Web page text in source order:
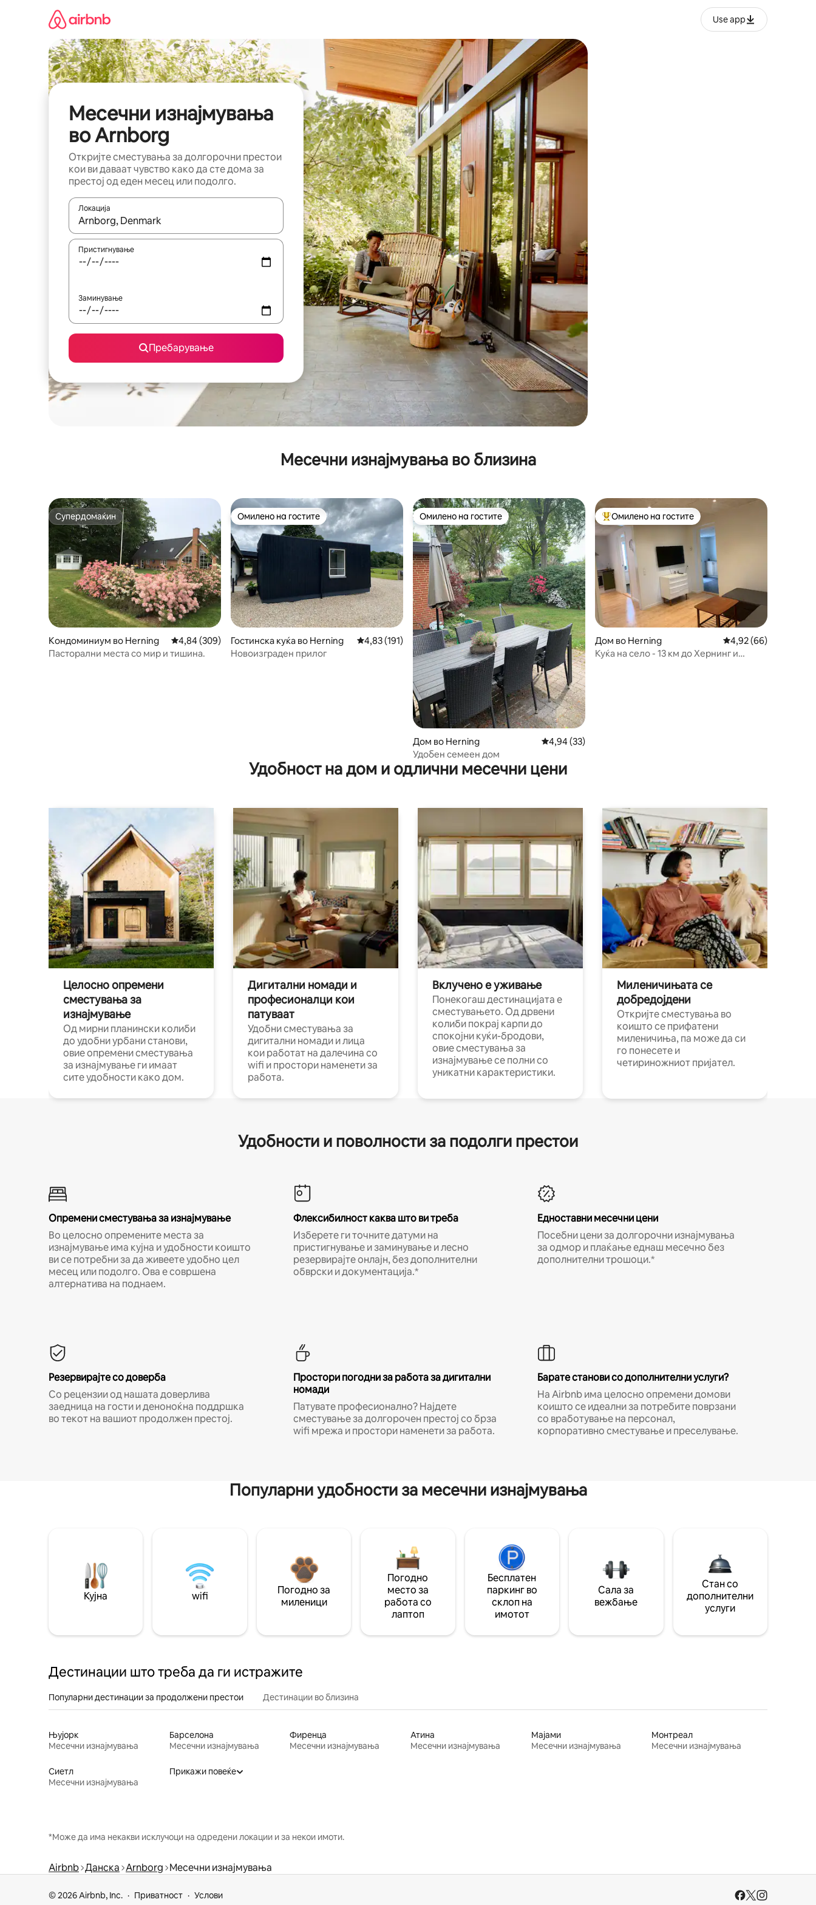
Use app
Месечни изнајмувања
во Arnborg
Откријте сместувања за долгорочни престои
кои ви даваат чувство како да сте дома за
престој од еден месец или подолго.
Локација
Кога резултатите се достапни, движете се со копчињата со стрелки нагоре и надолу или истражувајте со допирање или со лизгање.
Пристигнување
Заминување
Пребарување
Месечни изнајмувања во близина
Супердомаќин
Супердомаќин
Кондоминиум во Herning Просечна оцена: 4,84 од 5, 309 рецензии
4,84 (309)
Пасторални места со мир и тишина.
Омилено на гостите
Омилено на гостите
Гостинска куќа во Herning Просечна оцена: 4,83 од 5, 191 рецензии
4,83 (191)
Новоизграден прилог
Омилено на гостите
Омилено на гостите
Дом во Herning Просечна оцена: 4,94 од 5, 33 рецензии
4,94 (33)
Удобен семеен дом
Меѓу најуспешните „Омилени на гостите“
Омилено на гостите
Дом во Herning Просечна оцена:
4,92 (66)
Куќа на село - 13 км до Хернинг и
Удобност на дом и одлични месечни цени
Целосно опремени
сместувања за
изнајмување
Од мирни планински колиби
до удобни урбани станови,
овие опремени сместувања
за изнајмување ги имаат
сите удобности како дом.
Дигитални номади и
професионалци кои
патуваат
Удобни сместувања за
дигитални номади и лица
кои работат на далечина со
wifi и простори наменети за
работа.
Вклучено е уживање
Понекогаш дестинацијата е
сместувањето. Од дрвени
колиби покрај карпи до
спокојни куќи-бродови,
овие сместувања за
изнајмување се полни со
уникатни карактеристики.
Миленичињата се
добредојдени
Откријте сместувања во
коишто се прифатени
миленичиња, па може да си
го понесете и
четириножниот пријател.
Удобности и поволности за подолги престои
Опремени сместувања за изнајмување
Во целосно опремените места за
изнајмување има кујна и удобности коишто
ви се потребни за да живеете удобно цел
месец или подолго. Ова е совршена
алтернатива на поднаем.
Флексибилност каква што ви треба
Изберете ги точните датуми на
пристигнување и заминување и лесно
резервирајте онлајн, без дополнителни
обврски и документација.*
Едноставни месечни цени
Посебни цени за долгорочни изнајмувања
за одмор и плаќање еднаш месечно без
дополнителни трошоци.*
Резервирајте со доверба
Со рецензии од нашата доверлива
заедница на гости и деноноќна поддршка
во текот на вашиот продолжен престој.
Простори погодни за работа за дигитални
номади
Патувате професионално? Најдете
сместување за долгорочен престој со брза
wifi мрежа и простори наменети за работа.
Барате станови со дополнителни услуги?
На Airbnb има целосно опремени домови
коишто се идеални за потребите поврзани
со вработување на персонал,
корпоративно сместување и преселување.
Популарни удобности за месечни изнајмувања
Кујна wifi
Погодно за
миленици
Погодно
место за
работа со
лаптоп
Бесплатен
паркинг во
склоп на
имотот
Сала за
вежбање
Стан со
дополнителни
услуги
Дестинации што треба да ги истражите
Популарни дестинации за продолжени престои Дестинации во близина
Њујорк
Месечни изнајмувања
Барселона
Месечни изнајмувања
Фиренца
Месечни изнајмувања
Атина
Месечни изнајмувања
Мајами
Месечни изнајмувања
Монтреал
Месечни изнајмувања
Сиетл
Месечни изнајмувања
Прикажи повеќе
*Може да има некакви исклучоци на одредени локации и за некои имоти.
Airbnb Данска Arnborg Месечни изнајмувања
© 2026 Airbnb, Inc. Приватност Услови